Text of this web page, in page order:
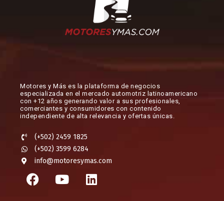
Motores y Más es la plataforma de negocios
especializada en el mercado automotriz latinoamericano
con +12 años generando valor a sus profesionales,
comerciantes y consumidores con contenido
independiente de alta relevancia y ofertas únicas.​
(+502) 2459 1825
(+502) 3599 6284
info@motoresymas.com
F
a
Y
o
L
i